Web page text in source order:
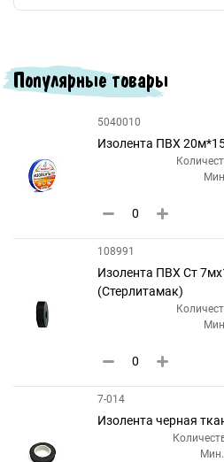
Популярные товары
5040010
Изолента ПВХ
108991
Изолента ПВХ Ст
(Стерлитамак)
7-014
Изолента черная